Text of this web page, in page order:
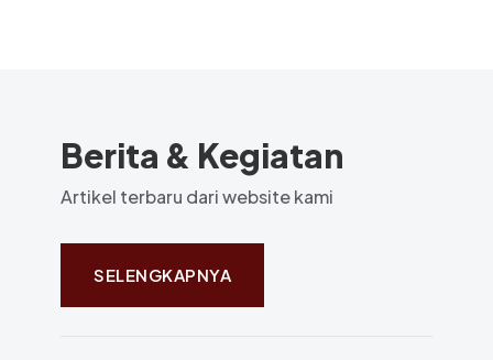
Berita & Kegiatan
Artikel terbaru dari website kami
SELENGKAPNYA